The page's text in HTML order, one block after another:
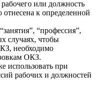
или должность
к определенной
“профессия”,
случаях, чтобы
необходимо
ОКЗ.
использовать при
рабочих и должностей